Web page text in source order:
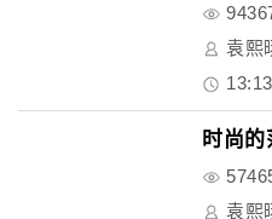
袁熙
13:13
时尚的
袁熙